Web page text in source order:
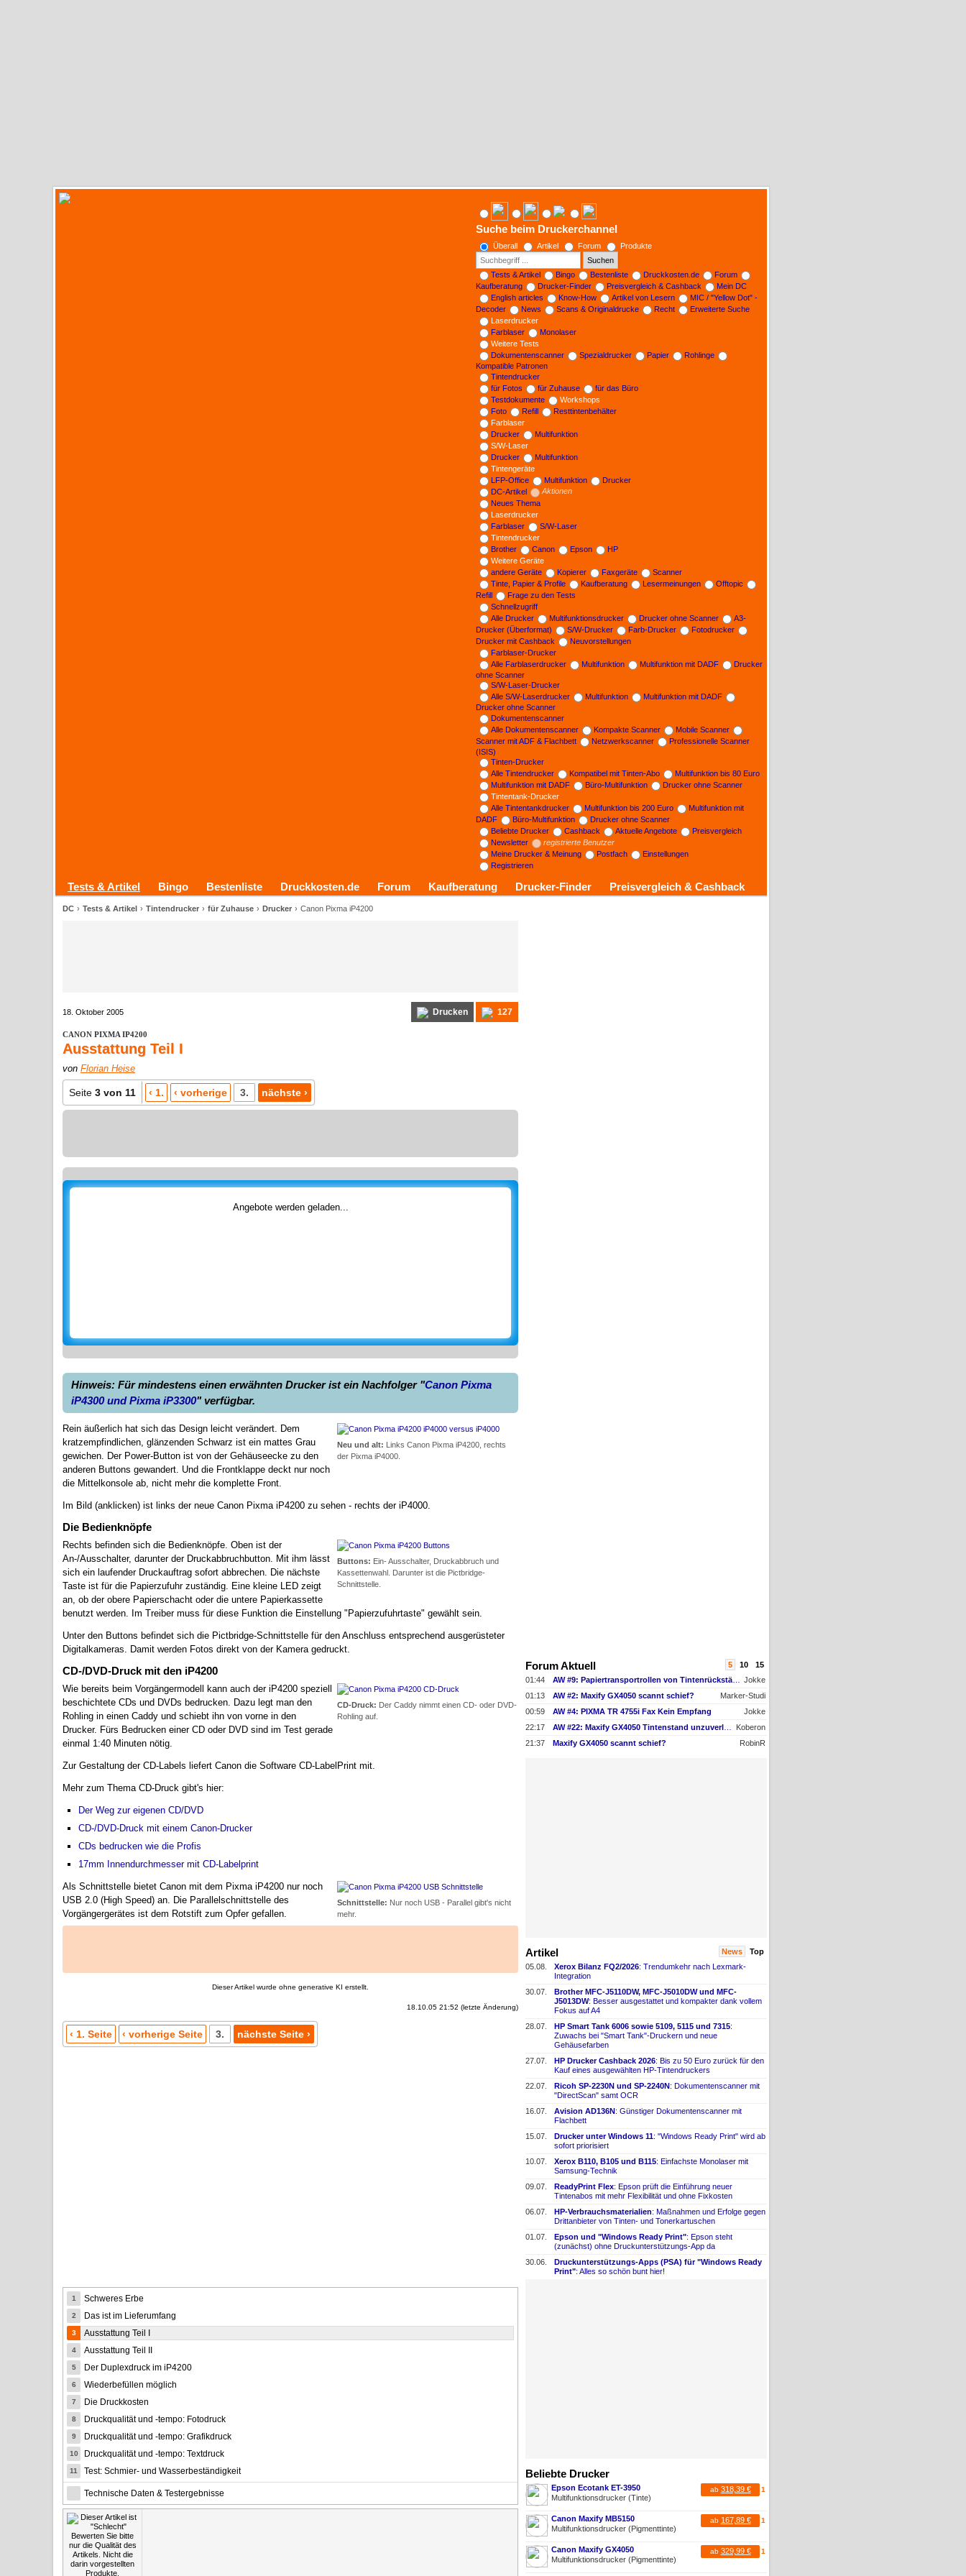
Suche beim Druckerchannel
Überall Artikel Forum
Produkte
Suchen
Tests & Artikel
Bingo Bestenliste Druckkosten.de
Forum
Kaufberatung
Drucker-Finder Preisvergleich & Cashback
Mein DC
English articles
Know-How Artikel von Lesern
MIC / "Yellow Dot" -
Decoder
News Scans & Originaldrucke Recht
Erweiterte Suche
Laserdrucker
Farblaser
Monolaser
Weitere Tests
Dokumentenscanner
Spezialdrucker Papier
Rohlinge
Kompatible Patronen
Tintendrucker
für Fotos
für Zuhause
für das Büro
Testdokumente
Workshops
Foto
Refill
Resttintenbehälter
Farblaser
Drucker
Multifunktion
S/W-Laser
Drucker
Multifunktion
Tintengeräte
LFP-Office
Multifunktion
Drucker
DC-Artikel
Aktionen
Neues Thema
Laserdrucker
Farblaser
S/W-Laser
Tintendrucker
Brother
Canon Epson
HP
Weitere Geräte
andere Geräte
Kopierer Faxgeräte
Scanner
Tinte, Papier & Profile
Kaufberatung Lesermeinungen
Offtopic
Refill
Frage zu den Tests
Schnellzugriff
Alle Drucker
Multifunktionsdrucker Drucker ohne Scanner
A3-
Drucker (Überformat)
S/W-Drucker Farb-Drucker
Fotodrucker
Drucker mit Cashback
Neuvorstellungen
Farblaser-Drucker
Alle Farblaserdrucker
Multifunktion Multifunktion mit DADF
Drucker
ohne Scanner
S/W-Laser-Drucker
Alle S/W-Laserdrucker
Multifunktion
Multifunktion mit DADF
Drucker ohne Scanner
Dokumentenscanner
Alle Dokumentenscanner
Kompakte Scanner
Mobile Scanner
Scanner mit ADF & Flachbett
Netzwerkscanner
Professionelle Scanner
(ISIS)
Tinten-Drucker
Alle Tintendrucker
Kompatibel mit Tinten-Abo
Multifunktion bis 80 Euro
Multifunktion mit DADF
Büro-Multifunktion
Drucker ohne Scanner
Tintentank-Drucker
Alle Tintentankdrucker
Multifunktion bis 200 Euro
Multifunktion mit
DADF
Büro-Multifunktion
Drucker ohne Scanner
Beliebte Drucker
Cashback Aktuelle Angebote
Preisvergleich
Newsletter
registrierte Benutzer
Meine Drucker & Meinung
Postfach
Einstellungen
Registrieren
Tests & Artikel Bingo Bestenliste Druckkosten.de Forum Kaufberatung Drucker-Finder Preisvergleich & Cashback
DC Tests & Artikel Tintendrucker für Zuhause Drucker Canon Pixma iP4200
18. Oktober 2005 Drucken 127
CANON PIXMA IP4200
Ausstattung Teil I
von Florian Heise
Seite 3 von 11 ‹ 1. ‹ vorherige 3. nächste ›
Angebote werden geladen...
Hinweis: Für mindestens einen erwähnten Drucker ist ein Nachfolger "Canon Pixma
iP4300 und Pixma iP3300" verfügbar.
Neu und alt: Links Canon Pixma iP4200, rechts
der Pixma iP4000.
Rein äußerlich hat sich das Design leicht verändert. Dem
kratzempfindlichen, glänzenden Schwarz ist ein mattes Grau
gewichen. Der Power-Button ist von der Gehäuseecke zu den
anderen Buttons gewandert. Und die Frontklappe deckt nur noch
die Mittelkonsole ab, nicht mehr die komplette Front.
Im Bild (anklicken) ist links der neue Canon Pixma iP4200 zu sehen - rechts der iP4000.
Die Bedienknöpfe
Buttons: Ein- Ausschalter, Druckabbruch und
Kassettenwahl. Darunter ist die Pictbridge-
Schnittstelle.
Rechts befinden sich die Bedienknöpfe. Oben ist der
An-/Ausschalter, darunter der Druckabbruchbutton. Mit ihm lässt
sich ein laufender Druckauftrag sofort abbrechen. Die nächste
Taste ist für die Papierzufuhr zuständig. Eine kleine LED zeigt
an, ob der obere Papierschacht oder die untere Papierkassette
benutzt werden. Im Treiber muss für diese Funktion die Einstellung "Papierzufuhrtaste" gewählt sein.
Unter den Buttons befindet sich die Pictbridge-Schnittstelle für den Anschluss entsprechend ausgerüsteter
Digitalkameras. Damit werden Fotos direkt von der Kamera gedruckt.
CD-/DVD-Druck mit den iP4200
CD-Druck: Der Caddy nimmt einen CD- oder DVD-
Rohling auf.
Wie bereits beim Vorgängermodell kann auch der iP4200 speziell
beschichtete CDs und DVDs bedrucken. Dazu legt man den
Rohling in einen Caddy und schiebt ihn von vorne in den
Drucker. Fürs Bedrucken einer CD oder DVD sind im Test gerade
einmal 1:40 Minuten nötig.
Zur Gestaltung der CD-Labels liefert Canon die Software CD-LabelPrint mit.
Mehr zum Thema CD-Druck gibt's hier:
Der Weg zur eigenen CD/DVD
CD-/DVD-Druck mit einem Canon-Drucker
CDs bedrucken wie die Profis
17mm Innendurchmesser mit CD-Labelprint
Schnittstelle: Nur noch USB - Parallel gibt's nicht
mehr.
Als Schnittstelle bietet Canon mit dem Pixma iP4200 nur noch
USB 2.0 (High Speed) an. Die Parallelschnittstelle des
Vorgängergerätes ist dem Rotstift zum Opfer gefallen.
Dieser Artikel wurde ohne generative KI erstellt.
18.10.05 21:52 (letzte Änderung)
‹ 1. Seite ‹ vorherige Seite 3. nächste Seite ›
1 Schweres Erbe
2 Das ist im Lieferumfang
3 Ausstattung Teil I
4 Ausstattung Teil II
5 Der Duplexdruck im iP4200
6 Wiederbefüllen möglich
7 Die Druckkosten
8 Druckqualität und -tempo: Fotodruck
9 Druckqualität und -tempo: Grafikdruck
10 Druckqualität und -tempo: Textdruck
11 Test: Schmier- und Wasserbeständigkeit
Technische Daten & Testergebnisse
Forum Aktuell 5 10
15
01:44
Jokke
01:13
AW #2: Maxify GX4050 scannt schief?
Marker-Studi
00:59
AW #4: PIXMA TR 4755i Fax Kein Empfang
Jokke
22:17
Koberon
21:37
Maxify GX4050 scannt schief? RobinR
Artikel News
Top
05.08.
Xerox Bilanz FQ2/2026: Trendumkehr nach Lexmark-
Integration
30.07.
Brother MFC-​J5110DW, MFC-​J5010DW und MFC-
J5013DW: Besser ausgestattet und kompakter dank vollem
Fokus auf A4
28.07.
HP Smart Tank 6006 sowie 5109, 5115 und 7315:
Zuwachs bei "Smart Tank"-​Druckern und neue
Gehäusefarben
27.07.
HP Drucker Cashback 2026: Bis zu 50 Euro zurück für den
Kauf eines ausgewählten HP-​Tintendruckers
22.07.
Ricoh SP-​2230N und SP-​2240N: Dokumentenscanner mit
"DirectScan" samt OCR
16.07.
Avision AD136N: Günstiger Dokumentenscanner mit
Flachbett
15.07.
Drucker unter Windows 11: "Windows Ready Print" wird ab
sofort priorisiert
10.07.
Xerox B110, B105 und B115: Einfachste Monolaser mit
Samsung-​Technik
09.07.
ReadyPrint Flex: Epson prüft die Einführung neuer
Tintenabos mit mehr Flexibilität und ohne Fixkosten
06.07.
HP-​Verbrauchsmaterialien: Maßnahmen und Erfolge gegen
Drittanbieter von Tinten- ​ und Tonerkartuschen
01.07.
Epson und "Windows Ready Print": Epson steht
(zunächst) ohne Druckunterstützungs-​App da
30.06.
Druckunterstützungs-​Apps (PSA) für "Windows Ready
Print": Alles so schön bunt hier!
Beliebte Drucker
ab 318,39 € 1
Epson Ecotank ET-3950
Multifunktionsdrucker (Tinte)
ab 167,89 € 1
Canon Maxify MB5150
Multifunktionsdrucker (Pigmenttinte)
ab 329,99 € 1
Canon Maxify GX4050
Multifunktionsdrucker (Pigmenttinte)